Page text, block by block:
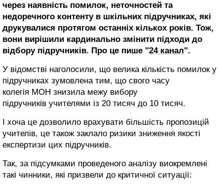
через наявність помилок, неточностей та
недоречного контенту в шкільних підручниках, які
друкувалися протягом останніх кількох років. Тож,
вони вирішили кардинально змінити підходи до
відбору підручників. Про це пише "24 канал".
У відомстві наголосили, що велика кількість помилок у
підручниках зумовлена тим, що свого часу
колегія МОН знизила межу вибору
підручників учителями із 20 тисяч до 10 тисяч.
І хоча це дозволило врахувати більшість пропозицій
учителів, це також заклало ризики зниження якості
експертизи цих підручників.
Так, за підсумками проведеного аналізу виокремлені
такі чинники, які призвели до критичної ситуації: